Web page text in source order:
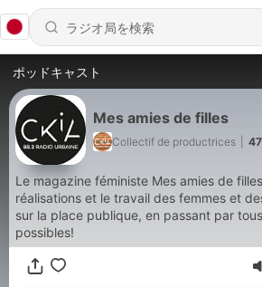
ポッドキャスト
Mes amies de filles
Collectif de productrices
Le magazine féministe Mes amies de
réalisations et le travail des femmes et
sur la place publique, en passant par
possibles!